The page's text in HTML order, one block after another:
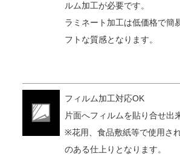
ルム加工が必要です。
ラミネート加工は低価格で簡
フトな質感となります。
フィルム加工対応OK
片面へフィルムを貼り合せ出
※花用、食品敷紙等で使用さ
のある仕上りとなります。